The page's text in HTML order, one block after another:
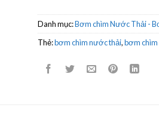
Danh mục:Bơm chìm Nước Thải -
Thẻ:bơm chìm nước thải,bơm